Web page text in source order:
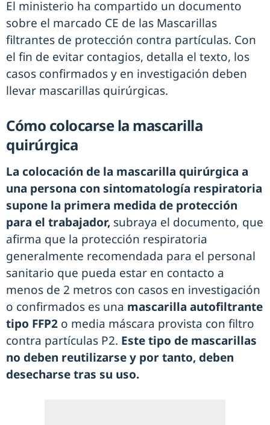
El ministerio ha compartido un documento
sobre el marcado CE de las Mascarillas
filtrantes de protección contra partículas. Con
el fin de evitar contagios, detalla el texto, los
casos confirmados y en investigación deben
llevar mascarillas quirúrgicas.
Cómo colocarse la mascarilla
quirúrgica
La colocación de la mascarilla quirúrgica a
una persona con sintomatología respiratoria
supone la primera medida de protección
para el trabajador, subraya el documento, que
afirma que la protección respiratoria
generalmente recomendada para el personal
sanitario que pueda estar en contacto a
menos de 2 metros con casos en investigación
o confirmados es una mascarilla autofiltrante
tipo FFP2 o media máscara provista con filtro
contra partículas P2. Este tipo de mascarillas
no deben reutilizarse y por tanto, deben
desecharse tras su uso.